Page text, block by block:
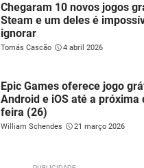
Chegaram 10 novos jogos
Steam e um deles é
ignorar
Tomás Cascão 4 abril 2026
Epic Games oferece jogo
Android e iOS até a próxima
feira (26)
William Schendes 21 março 2026